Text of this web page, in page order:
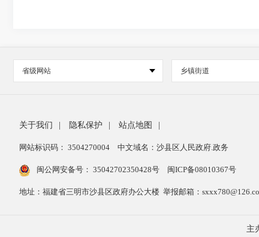
省级网站 乡镇街道
关于我们 隐私保护 站点地图
网站标识码： 3504270004 中文域名：沙县区人民政府.政务
闽公网安备号： 35042702350428号 闽ICP备08010367号
地址：福建省三明市沙县区政府办公大楼 举报邮箱：
主